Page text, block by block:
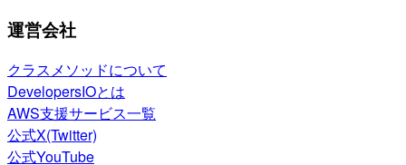
運営会社
クラスメソッドについて
DevelopersIOとは
AWS支援サービス一覧
公式X(Twitter)
公式YouTube